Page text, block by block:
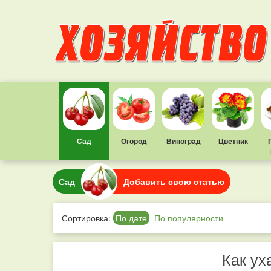
Сад Огород Виноград Цветник
Сад Добавить свою статью
Сортировка: По дате По популярности
Как